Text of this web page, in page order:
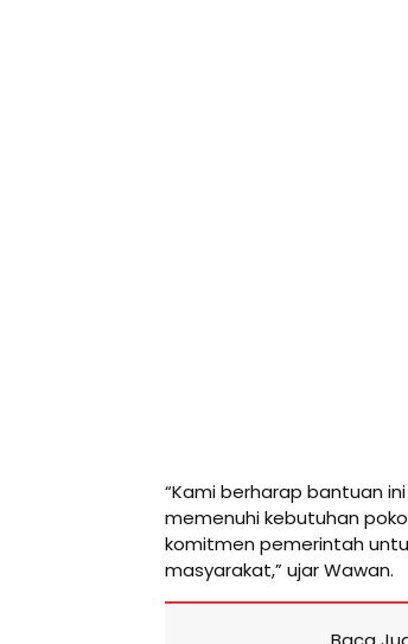
“Kami berharap bantuan
memenuhi kebutuhan
komitmen pemerintah
masyarakat,” ujar Wawan.